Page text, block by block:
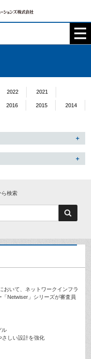
2022 2021
2016 2015 2014
ら検索
おいて、ネットワークインフラ
「Netwiser」シリーズが審査員
ル
さしい設計を強化